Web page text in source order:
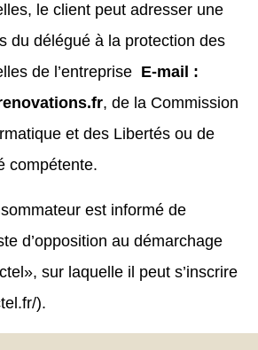
le client peut adresser une
du délégué à la protection des
de l’entreprise E-mail :
, de la Commission
et des Libertés ou de
compétente.
est informé de
d’opposition au démarchage
sur laquelle il peut s’inscrire
).